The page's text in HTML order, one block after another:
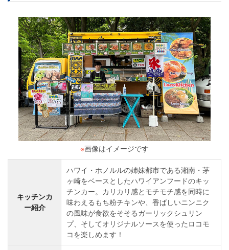
※画像はイメージです
キッチンカ
ー紹介
ハワイ・ホノルルの姉妹都市である湘南・茅
ヶ崎をベースとしたハワイアンフードのキッ
チンカー。カリカリ感とモチモチ感を同時に
味わえるもち粉チキンや、香ばしいニンニク
の風味が食欲をそそるガーリックシュリン
プ、そしてオリジナルソースを使ったロコモ
コを楽しめます！